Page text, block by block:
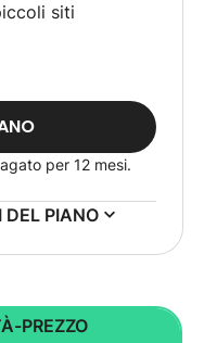
siti
per 12 mesi.
DEL PIANO
PREZZO